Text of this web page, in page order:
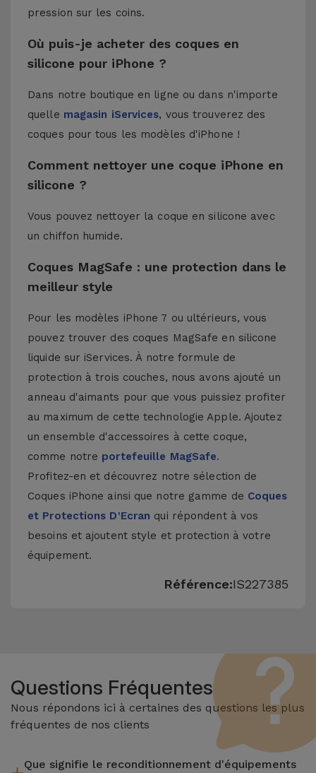
pression sur les coins.
Où puis-je acheter des coques en
silicone pour iPhone ?
Dans notre boutique en ligne ou dans n'importe
quelle magasin iServices, vous trouverez des
coques pour tous les modèles d'iPhone !
Comment nettoyer une coque iPhone en
silicone ?
Vous pouvez nettoyer la coque en silicone avec
un chiffon humide.
Coques MagSafe : une protection dans le
meilleur style
Pour les modèles iPhone 7 ou ultérieurs, vous
pouvez trouver des coques MagSafe en silicone
liquide sur iServices. À notre formule de
protection à trois couches, nous avons ajouté un
anneau d'aimants pour que vous puissiez profiter
au maximum de cette technologie Apple. Ajoutez
un ensemble d'accessoires à cette coque,
comme notre portefeuille MagSafe.
Profitez-en et découvrez notre sélection de
Coques iPhone ainsi que notre gamme de Coques
et Protections D'Ecran qui répondent à vos
besoins et ajoutent style et protection à votre
équipement.
Référence:IS227385
Questions Fréquentes
Nous répondons ici à certaines des questions les plus
fréquentes de nos clients
Que signifie le reconditionnement d'équipements